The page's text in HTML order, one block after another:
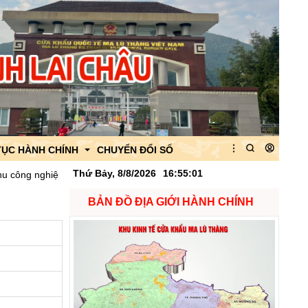
HÀNH CHÍNH CHUYỂN ĐỔI SỐ
mường so Quyết định Về việc công bố danh mục thủ tục
Thứ Bảy, 8/8/2026 16:55:02
BẢN ĐỒ ĐỊA GIỚI HÀNH CHÍNH